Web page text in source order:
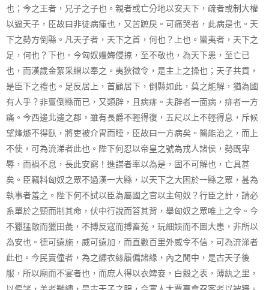
也；今之王者，兄子之子也。親者或亡分地以安天下，疏者或制大權
以逼天子，臣故曰非徒病瘇也，又苦蹠戾。可痛哭者，此病是也。天
下之勢方倒縣。凡天子者，天下之首，何也？上也。蠻夷者，天下之
足，何也？下也。今匈奴嫚娒侵掠，至不敬也，為天下患，至亡已
也，而漢歲金絮采繒以奉之。夷狄徵令，是主上之操也；天子共貢，
是臣下之禮也。足反居上，首顧居下，倒縣如此，莫之能解，猶為國
有人乎？非亶倒縣而已，又類辟，且病痱。夫辟者一面病，痱者一方
痛。今西邊北邊之郡，雖有長爵不輕得復，五尺以上不輕得息，斥候
望烽燧不得臥，將吏被介冑而睡，臣故曰一方病矣。醫能治之，而上
不使，可為流涕者此也。陛下何忍以帝皇之號為戎人諸侯，勢既卑
辱，而禍不息，長此安窮！進謀者率以為是，固不可解也，亡具甚
矣。臣竊料匈奴之眾不過漢一大縣，以天下之大困於一縣之眾，甚為
執事者羞之。陛下何不試以臣為屬國之官以主匈奴？行臣之計，請必
系單於之頸而制其命，伏中行說而笞其背，舉匈奴之眾唯上之令。今
不獵猛敵而獵田彘，不搏反寇而搏畜菟，玩細娛而不圖大患，非所以
為安也。德可遠施，威可遠加，而直數百里外威令不信，可為流涕者
此也。今民賣僮者，為之繡衣絲履偏諸緣，內之閒中，是古天子後
服，所以廟而不宴者也，而庶人得以衣婢妾。白縠之表，薄紈之里，